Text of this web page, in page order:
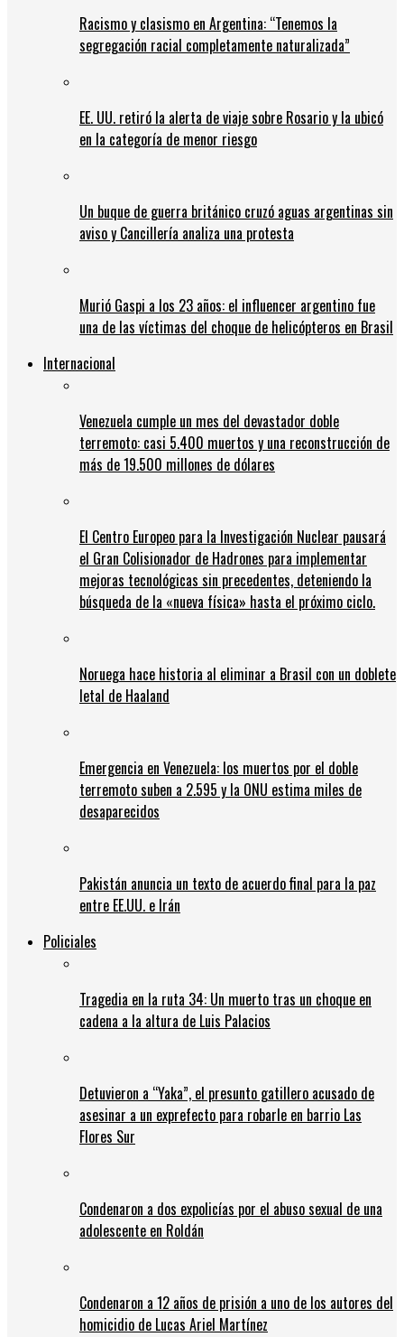
Racismo y clasismo en Argentina: “Tenemos la
segregación racial completamente naturalizada”
EE. UU. retiró la alerta de viaje sobre Rosario y la ubicó
en la categoría de menor riesgo
Un buque de guerra británico cruzó aguas argentinas sin
aviso y Cancillería analiza una protesta
Murió Gaspi a los 23 años: el influencer argentino fue
una de las víctimas del choque de helicópteros en Brasil
Internacional
Venezuela cumple un mes del devastador doble
terremoto: casi 5.400 muertos y una reconstrucción de
más de 19.500 millones de dólares
El Centro Europeo para la Investigación Nuclear pausará
el Gran Colisionador de Hadrones para implementar
mejoras tecnológicas sin precedentes, deteniendo la
búsqueda de la «nueva física» hasta el próximo ciclo.
Noruega hace historia al eliminar a Brasil con un doblete
letal de Haaland
Emergencia en Venezuela: los muertos por el doble
terremoto suben a 2.595 y la ONU estima miles de
desaparecidos
Pakistán anuncia un texto de acuerdo final para la paz
entre EE.UU. e Irán
Policiales
Tragedia en la ruta 34: Un muerto tras un choque en
cadena a la altura de Luis Palacios
Detuvieron a “Yaka”, el presunto gatillero acusado de
asesinar a un exprefecto para robarle en barrio Las
Flores Sur
Condenaron a dos expolicías por el abuso sexual de una
adolescente en Roldán
Condenaron a 12 años de prisión a uno de los autores del
homicidio de Lucas Ariel Martínez